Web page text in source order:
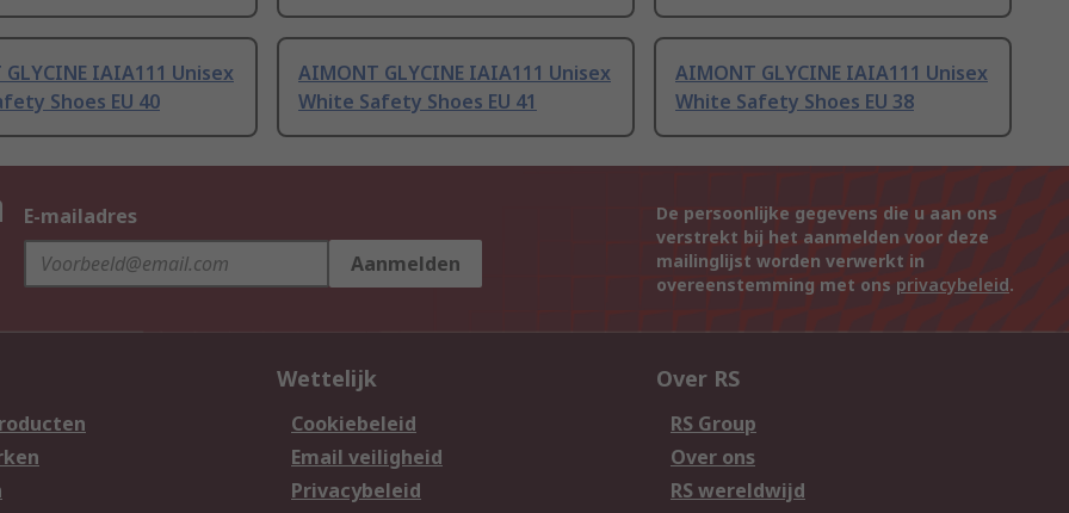
IAIA111 Unisex
Shoes EU 40
AIMONT GLYCINE IAIA111 Unisex
White Safety Shoes EU 41
AIMONT GLYCINE IAIA111 Unisex
White Safety Shoes EU 38
E-mailadres
Aanmelden
De persoonlijke gegevens die u aan ons
verstrekt bij het aanmelden voor deze
mailinglijst worden verwerkt in
overeenstemming met ons privacybeleid.
Wettelijk
Cookiebeleid
Email veiligheid
Privacybeleid
Over RS
RS Group
Over ons
RS wereldwijd